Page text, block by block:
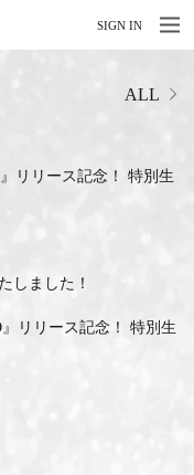
SIGN IN
ALL
リリース記念！ 特別生
しました！
リリース記念！ 特別生